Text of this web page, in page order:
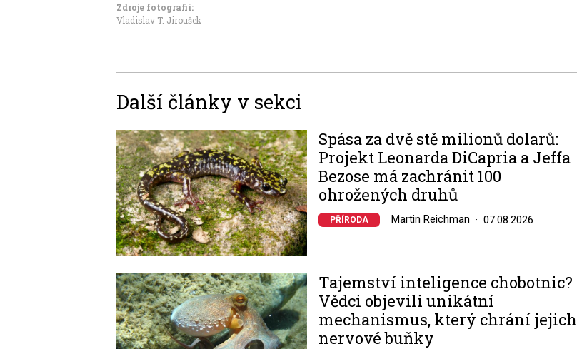
Zdroje fotografii:
Vladislav T. Jiroušek
Další články v sekci
Image
Spása za dvě stě milionů dolarů:
Projekt Leonarda DiCapria a Jeffa
Bezose má zachránit 100
ohrožených druhů
PŘÍRODA Martin Reichman 07.08.2026
Image
Tajemství inteligence chobotnic?
Vědci objevili unikátní
mechanismus, který chrání jejich
nervové buňky